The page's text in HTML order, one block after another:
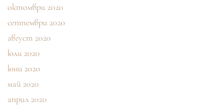
октомври 2020
септември 2020
август 2020
юли 2020
юни 2020
май 2020
април 2020